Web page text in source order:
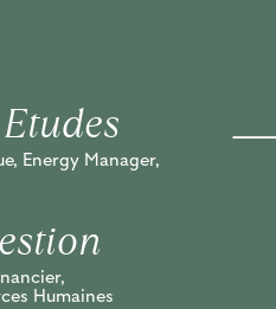
Energy Manager,
Humaines